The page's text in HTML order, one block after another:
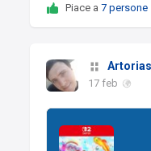
Piace a7 persone
17 feb